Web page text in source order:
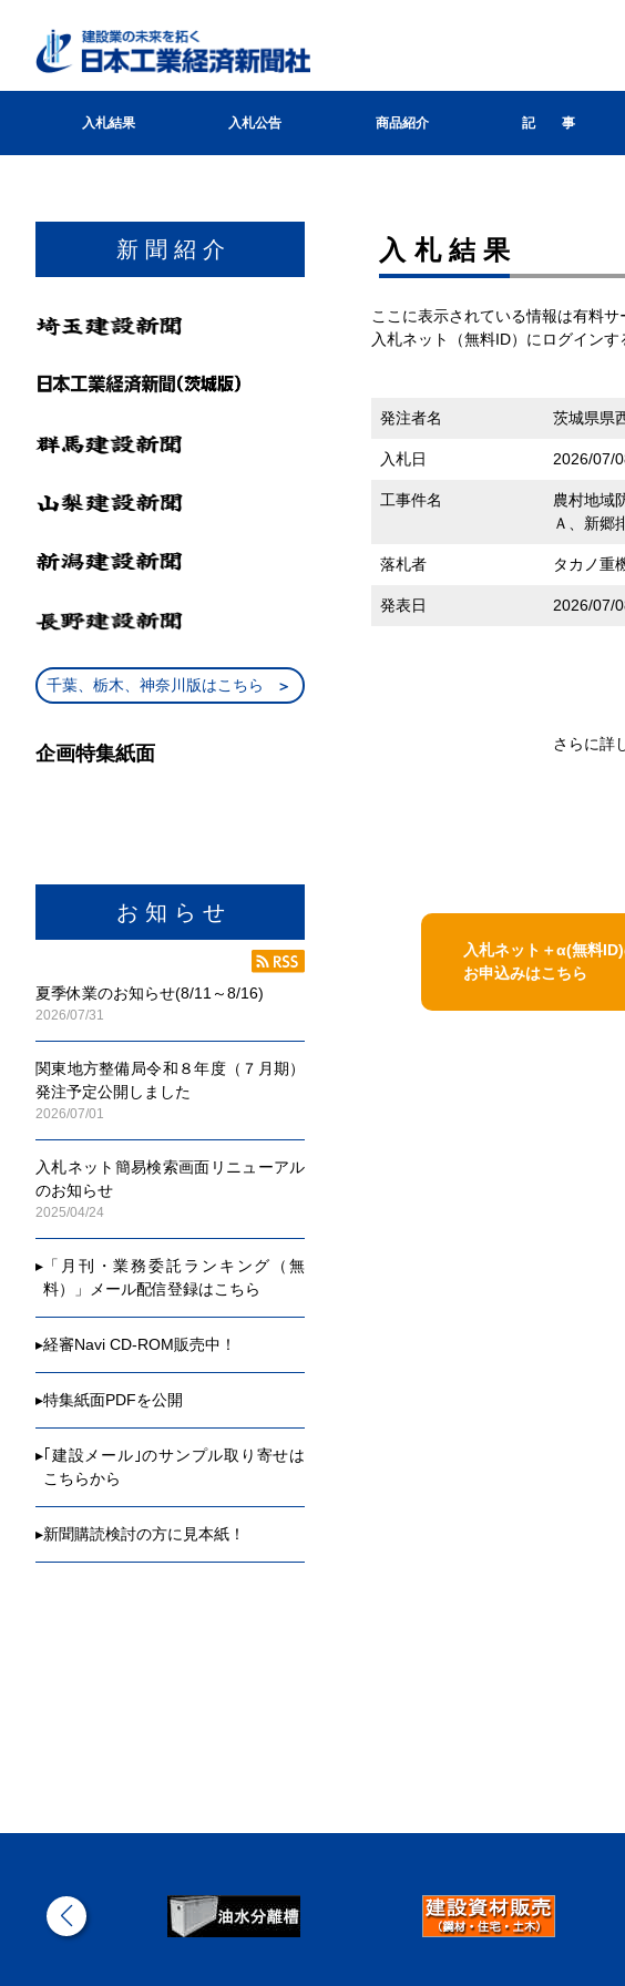
入札結果 入札公告 商品紹介 記 事
新 聞 紹 介
千葉、栃木、神奈川版はこちら
企画特集紙面
お 知 ら せ
夏季休業のお知らせ(8/11～8/16)
2026/07/31
関東地方整備局令和８年度（７月期）
発注予定公開しました
2026/07/01
入札ネット簡易検索画面リニューアル
のお知らせ
2025/04/24
▸ 「月刊・業務委託ランキング（無
料）」メール配信登録はこちら
▸経審Navi CD-ROM販売中！
▸特集紙面PDFを公開
▸ ｢建設メール｣のサンプル取り寄せは
こちらから
▸新聞購読検討の方に見本紙！
⼊札結果
ここに表示されている情報は有料
入札ネット（無料ID）にログイン
発注者名 茨城県県
入札日 2026/07/
工事件名
農村地域
Ａ、新郷
落札者 タカノ重
発表日 2026/07/
さらに詳
入札ネット＋α(無料
お申込みはこちら